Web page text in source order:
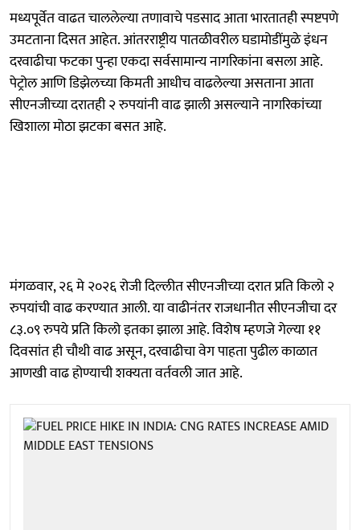
मध्यपूर्वेत वाढत चाललेल्या तणावाचे पडसाद आता भारतातही स्पष्टपणे
उमटताना दिसत आहेत. आंतरराष्ट्रीय पातळीवरील घडामोडींमुळे इंधन
दरवाढीचा फटका पुन्हा एकदा सर्वसामान्य नागरिकांना बसला आहे.
पेट्रोल आणि डिझेलच्या किमती आधीच वाढलेल्या असताना आता
सीएनजीच्या दरातही २ रुपयांनी वाढ झाली असल्याने नागरिकांच्या
खिशाला मोठा झटका बसत आहे.
मंगळवार, २६ मे २०२६ रोजी दिल्लीत सीएनजीच्या दरात प्रति किलो २
रुपयांची वाढ करण्यात आली. या वाढीनंतर राजधानीत सीएनजीचा दर
८३.०९ रुपये प्रति किलो इतका झाला आहे. विशेष म्हणजे गेल्या ११
दिवसांत ही चौथी वाढ असून, दरवाढीचा वेग पाहता पुढील काळात
आणखी वाढ होण्याची शक्यता वर्तवली जात आहे.